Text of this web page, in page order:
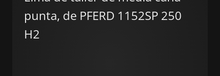
punta, de PFERD 1152SP 250
H2